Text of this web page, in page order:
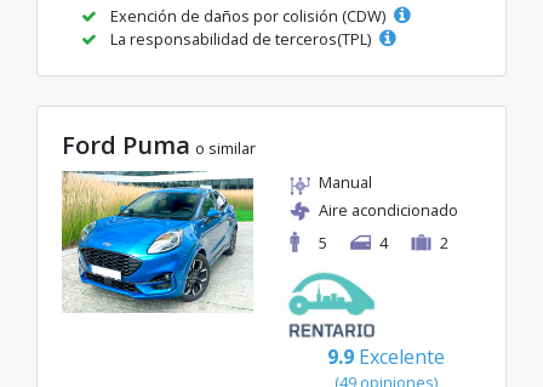
Exención de daños por colisión (CDW)
La responsabilidad de terceros(TPL)
Ford Puma o similar
Manual
Aire acondicionado
5
4 2
9.9 Excelente
(49 opiniones)